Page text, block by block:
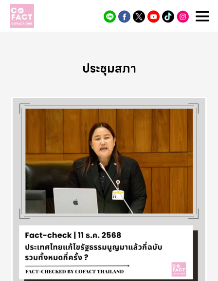
Cofact
ประชุมสภา